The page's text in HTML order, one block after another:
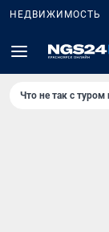
НЕДВИЖИМОСТЬ
Что не так с